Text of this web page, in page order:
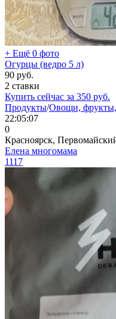
+ Ещё 0 фото
Огурцы (ведро 5 л)
90 руб.
2 ставки
Купить сейчас за 350 руб.
Продукты/Овощи, фрукты,
22:05:07
0
Красноярск,
Елена многомама
1117